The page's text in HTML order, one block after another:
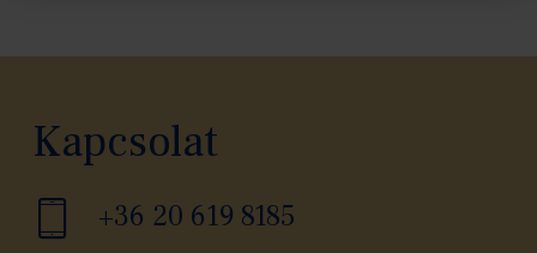
Kapcsolat
+36 20 619 8185